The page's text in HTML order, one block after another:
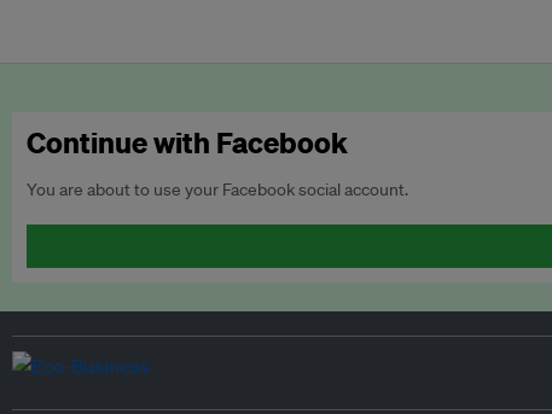
Continue with Facebook
You are about to use your Facebook social account.